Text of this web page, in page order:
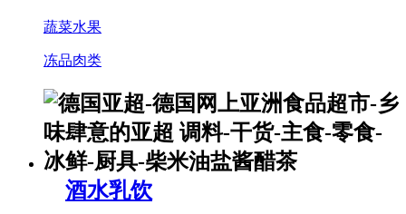
蔬菜水果
冻品肉类
酒水乳饮